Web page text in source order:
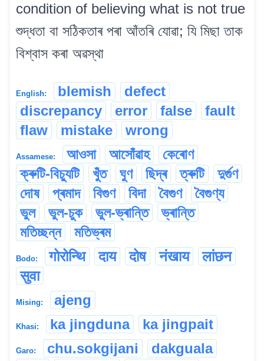
condition of believing what is not true
শুদ্ধতা বা সঠিকতাৰ পৰা আঁতৰি যোৱা; যি মিছা তাক
বিশ্বাস কৰা অৱস্থা
English: blemish
defect
discrepancy
error false
fault
flaw
mistake wrong
Assamese: আওসা আসোঁৱাহ
কেৰোণ
ক্ৰুটি-বিচ্যুটি
খুঁত ঘুণ ছিদ্ৰ ত্ৰুটি
দুৰ্গুণ
দোষ
প্ৰমাদ বিগুণ বিদা বৈগুণ
বৈগুণ্য
ভুল
ভুল-চুক ভুল-ভ্ৰান্তি
ভ্ৰান্তি
মতিচ্ছন্ন
মতিভ্ৰম
Bodo: गोरोन्थि दाय दोष नंखाय
लांछन
सुवा
Mising: ajeng
Khasi: ka jingduna ka jingpait
Garo: chu.sokgijani
dakguala